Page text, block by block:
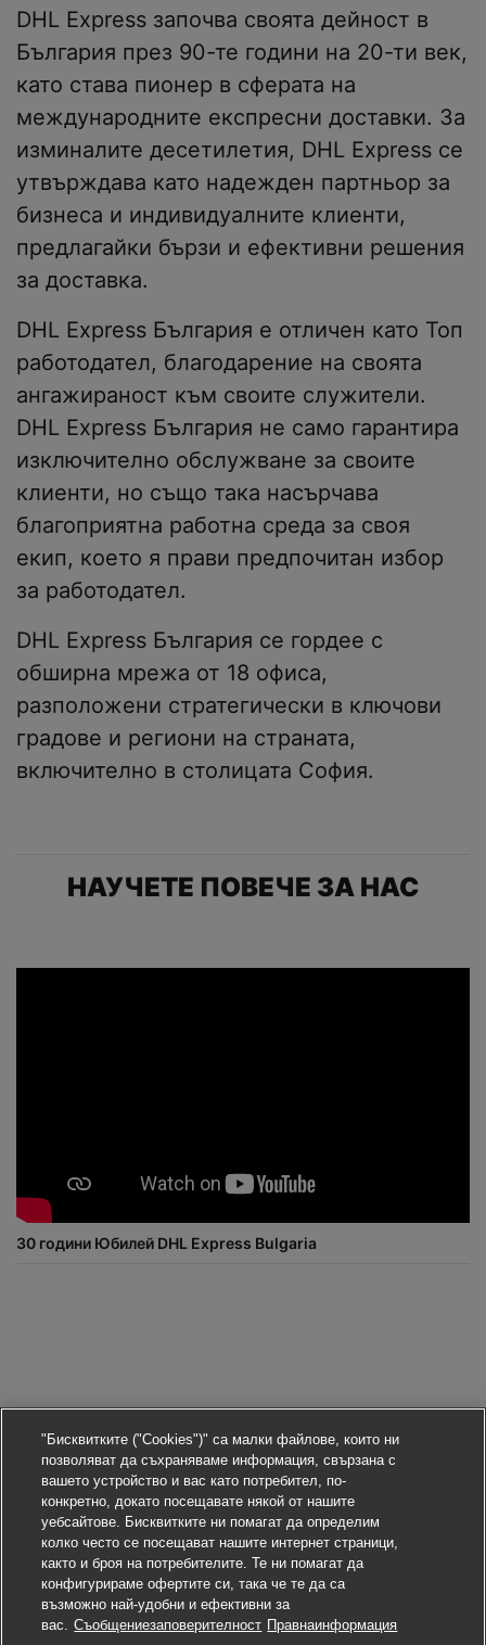
DHL Express започва своята дейност в
България през 90-те години на 20-ти век,
като става пионер в сферата на
международните експресни доставки. За
изминалите десетилетия, DHL Express се
утвърждава като надежден партньор за
бизнеса и индивидуалните клиенти,
предлагайки бързи и ефективни решения
за доставкa.
DHL Express България e отличен като Топ
работодател, благодарение на своята
ангажираност към своите служители.
DHL Express България не само гарантира
изключително обслужване за своите
клиенти, но също така насърчава
благоприятна работна среда за своя
екип, което я прави предпочитан избор
за работодател.
DHL Express България се гордее с
обширна мрежа от 18 офиса,
разположени стратегически в ключови
градове и региони на страната,
включително в столицата София.
НАУЧЕТЕ ПОВЕЧЕ ЗА НАС
30 години Юбилей DHL Express Bulgaria
Условия за доставка
Информация за поверителност
Настройки за съгласие
"Бисквитките ("Cookies")" са малки файлове, които ни
позволяват да съхраняваме информация, свързана с
вашето устройство и вас като потребител, по-
конкретно, докато посещавате някой от нашите
уебсайтове. Бисквитките ни помагат да определим
колко често се посещават нашите интернет страници,
както и броя на потребителите. Те ни помагат да
конфигурираме офертите си, така че те да са
възможно най-удобни и ефективни за
вас. Съобщениезаповерителност Правнаинформация